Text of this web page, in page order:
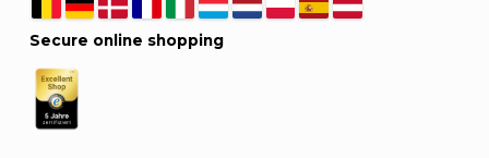
Secure online shopping